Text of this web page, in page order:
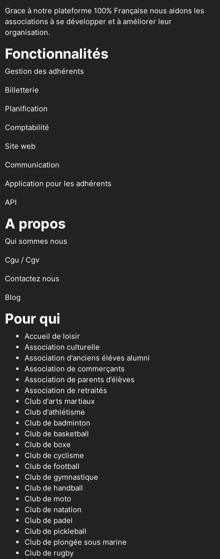
Grace à notre plateforme 100% Française nous aidons les
associations à se développer et à améliorer leur
organisation.
Fonctionnalités
Gestion des adhérents
Billetterie
Planification
Comptabilité
Site web
Communication
Application pour les adhérents
API
A propos
Qui sommes nous
Cgu / Cgv
Contactez nous
Blog
Pour qui
Accueil de loisir
Association culturelle
Association d'anciens éléves alumni
Association de commerçants
Association de parents d’élèves
Association de retraités
Club d'arts martiaux
Club d'athlétisme
Club de badminton
Club de basketball
Club de boxe
Club de cyclisme
Club de football
Club de gymnastique
Club de handball
Club de moto
Club de natation
Club de padel
Club de pickleball
Club de plongée sous marine
Club de rugby